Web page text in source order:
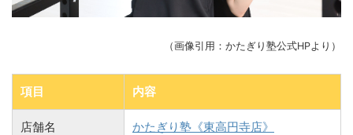
（画像引用：かたぎり塾公式HPより）
項目 内容
店舗名 かたぎり塾《東高円寺店》